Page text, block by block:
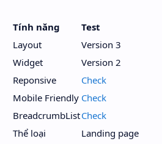
Tính năng
Test
Layout
Version 3
Widget
Version 2
Reponsive
Check
Mobile Friendly Check
BreadcrumbListCheck
Thể loại
Landing page